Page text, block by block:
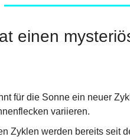
einen
für die Sonne ein neuer
variieren.
Zyklen werden bereits seit